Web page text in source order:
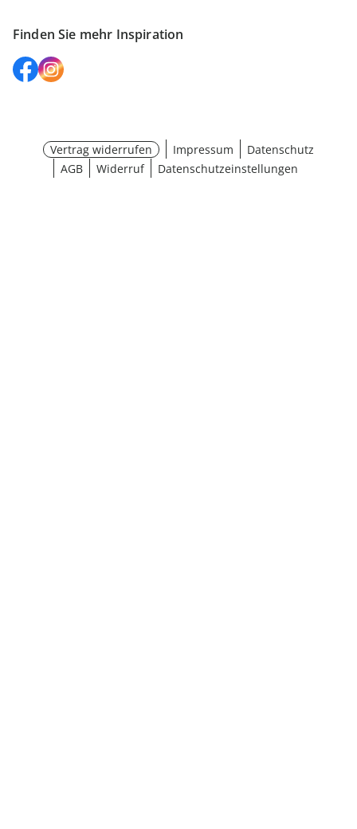
Finden Sie mehr Inspiration
Vertrag widerrufen Impressum
Datenschutz
AGB
Widerruf Datenschutzeinstellungen